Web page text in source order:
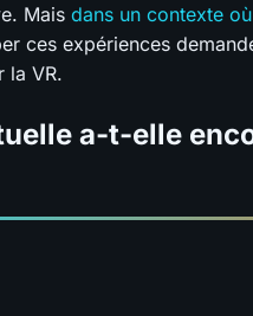
Mais dans un contexte
ces expériences
la VR.
a-t-elle